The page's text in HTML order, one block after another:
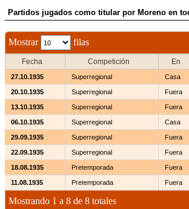
Partidos jugados como titular por Moreno en
Mostrar filas
Fecha Competición En
27.10.1935 Superregional Casa
20.10.1935 Superregional Fuera
13.10.1935 Superregional Fuera
06.10.1935 Superregional Casa
29.09.1935 Superregional Fuera
22.09.1935 Superregional Fuera
18.08.1935 Pretemporada Fuera
11.08.1935 Pretemporada Fuera
Mostrando 1 a 8 de 8 totales